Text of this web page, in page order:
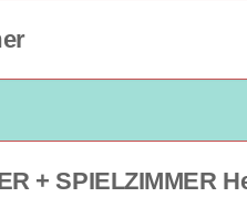
+ SPIELZIMMER